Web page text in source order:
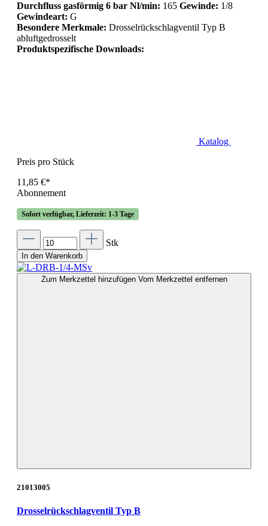
Durchfluss gasförmig 6 bar Nl/min: 165 Gewinde: 1/8
Gewindeart: G
Besondere Merkmale: Drosselrückschlagventil Typ B
abluftgedrosselt
Produktspezifische Downloads:
Katalog
Preis pro Stück
11,85 €*
Abonnement
Sofort verfügbar, Lieferzeit: 1-3 Tage
Stk
In den Warenkorb
Zum Merkzettel hinzufügen Vom Merkzettel entfernen
21013005
Drosselrückschlagventil Typ B